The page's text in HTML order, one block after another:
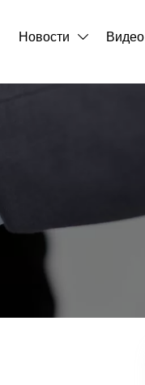
Новости  Видео